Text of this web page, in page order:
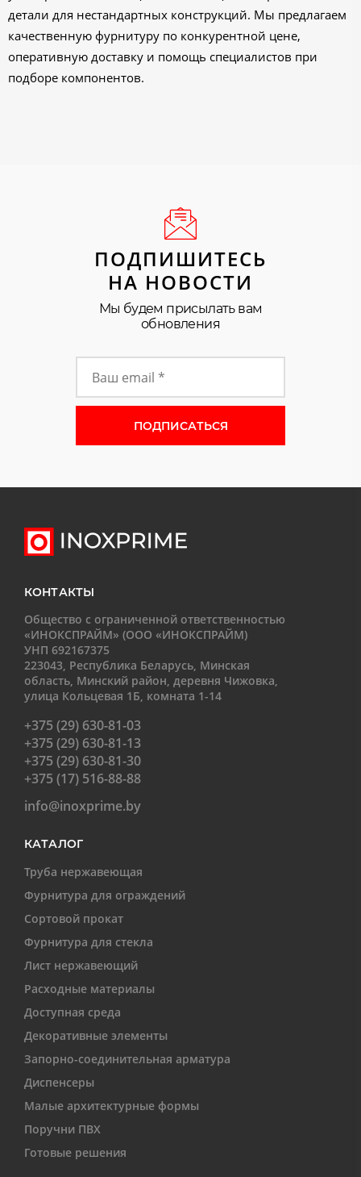
детали для нестандартных конструкций. Мы предлагаем
качественную фурнитуру по конкурентной цене,
оперативную доставку и помощь специалистов при
подборе компонентов.
ПОДПИШИТЕСЬ
НА НОВОСТИ
Мы будем присылать вам
обновления
КОНТАКТЫ
Общество с ограниченной ответственностью
«ИНОКСПРАЙМ» (ООО «ИНОКСПРАЙМ)
УНП 692167375
223043, Республика Беларусь, Минская
область, Минский район, деревня Чижовка,
улица Кольцевая 1Б, комната 1-14
+375 (29) 630-81-03
+375 (29) 630-81-13
+375 (29) 630-81-30
+375 (17) 516-88-88
info@inoxprime.by
КАТАЛОГ
Труба нержавеющая
Фурнитура для ограждений
Сортовой прокат
Фурнитура для стекла
Лист нержавеющий
Расходные материалы
Доступная среда
Декоративные элементы
Запорно-соединительная арматура
Диспенсеры
Малые архитектурные формы
Поручни ПВХ
Готовые решения